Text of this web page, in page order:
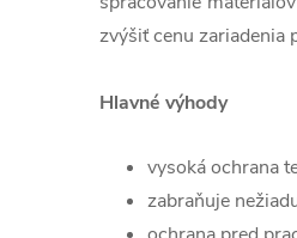
zvýšiť cenu zariadenia
Hlavné výhody
vysoká ochrana
zabraňuje